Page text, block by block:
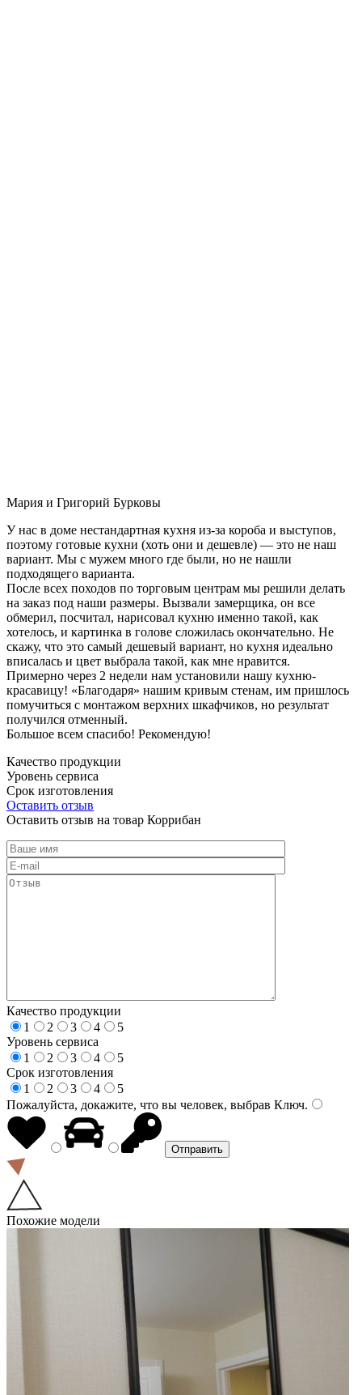
Мария и Григорий Бурковы
У нас в доме нестандартная кухня из-за короба и выступов,
поэтому готовые кухни (хоть они и дешевле) — это не наш
вариант. Мы с мужем много где были, но не нашли
подходящего варианта.
После всех походов по торговым центрам мы решили делать
на заказ под наши размеры. Вызвали замерщика, он все
обмерил, посчитал, нарисовал кухню именно такой, как
хотелось, и картинка в голове сложилась окончательно. Не
скажу, что это самый дешевый вариант, но кухня идеально
вписалась и цвет выбрала такой, как мне нравится.
Примерно через 2 недели нам установили нашу кухню-
красавицу! «Благодаря» нашим кривым стенам, им пришлось
помучиться с монтажом верхних шкафчиков, но результат
получился отменный.
Большое всем спасибо! Рекомендую!
Качество продукции
Уровень сервиса
Срок изготовления
Оставить отзыв
Оставить отзыв на товар Коррибан
Качество продукции
1
2 3 4
5
Уровень сервиса
1
2 3 4
5
Срок изготовления
1
2 3 4
5
Пожалуйста, докажите, что вы человек, выбрав Ключ.
Похожие модели